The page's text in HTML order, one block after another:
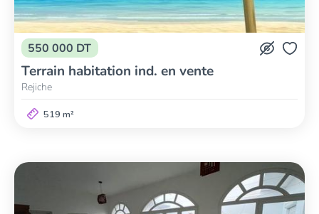
550 000 DT
Terrain habitation ind. en vente
Rejiche
519 m²